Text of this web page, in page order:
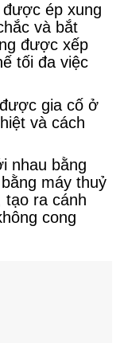
ép xung
và bắt
được xếp
tối đa việc
gia cố ở
và cách
nhau bằng
máy thuỷ
tạo ra cánh
cong